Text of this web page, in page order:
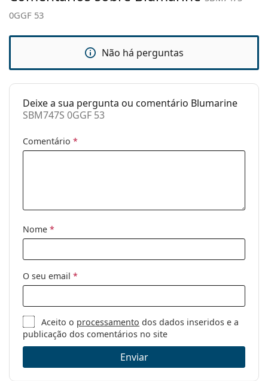
Estojo:
Pano de
Sim
Outros
Categoria:
Óculos de sol
Uso:
Moda
0GGF 53
Não há perguntas
Deixe a sua pergunta ou comentário Blumarine
SBM747S 0GGF 53
Comentário *
Nome *
O seu email *
Aceito o processamento dos dados inseridos e a
publicação dos comentários no site
Enviar